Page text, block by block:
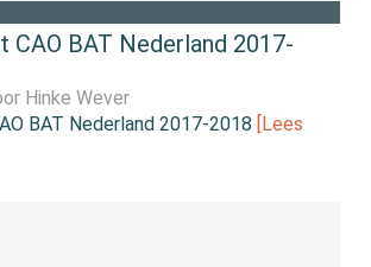
CAO BAT Nederland 2017-
Hinke Wever
BAT Nederland 2017-2018 [Lees